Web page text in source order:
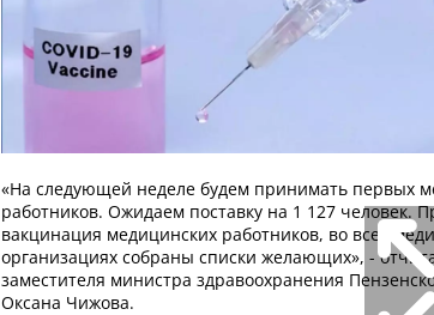
«На следующей неделе будем принимать первых
работников. Ожидаем поставку на 1 127 человек.
вакцинация медицинских работников, во всех
организациях собраны списки желающих», -
заместителя министра здравоохранения
Оксана Чижова.